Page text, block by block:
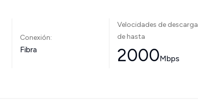
Conexión:
Fibra
Velocidades de descarga
de hasta
2000Mbps